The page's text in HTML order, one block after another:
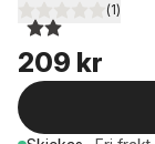
2,0utav 5 stjärnor.
(1)
209 kr